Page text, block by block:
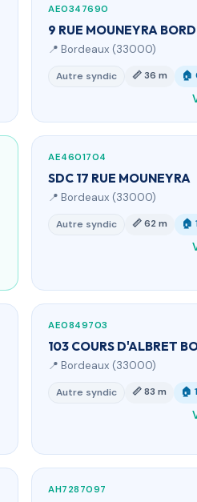
AE0347690
9 RUE MOUNEYRA
📍 Bordeaux (33000)
Autre syndic 📏 36 m 🏠
AE4601704
SDC 17 RUE MOUNEYRA
📍 Bordeaux (33000)
Autre syndic 📏 62 m 🏠
AE0849703
103 COURS D'ALBRET
📍 Bordeaux (33000)
Autre syndic 📏 83 m 🏠
AH7287097